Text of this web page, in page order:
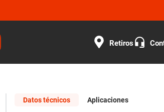
Retiros
Datos técnicos Aplicaciones